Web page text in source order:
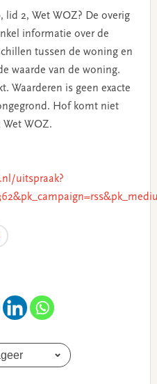
lid 2, Wet WOZ? De overig
informatie over de
tussen de woning en
waarde van de woning.
Waarderen is geen exacte
Hof komt niet
Wet WOZ.
uitspraak?